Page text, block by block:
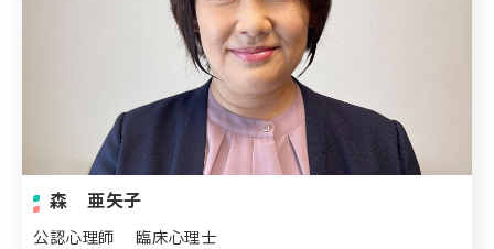
森 亜矢子
公認心理師 臨床心理士